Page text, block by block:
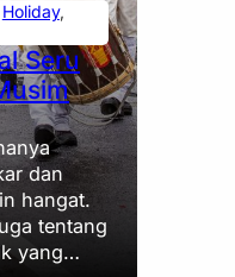
Holiday
Seru
dan
hangat.
tentang
yang…